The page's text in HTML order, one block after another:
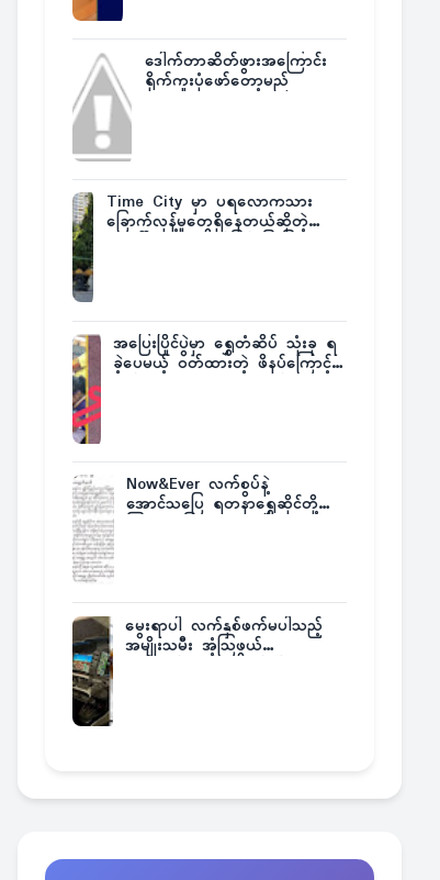
ဒေါက်တာဆိတ်ဖွားအကြောင်း
ရိုက်ကူးပုံဖော်တော့မည်
Time City မှာ ပရလောကသား
ခြောက်လှန့်မှုတွေရှိနေတယ်ဆိုတဲ့
အပြေးပြိုင်ပွဲမှာ ရွှေတံဆိပ် သုံးခု ရ
ခဲ့ပေမယ့် ဝတ်ထားတဲ့ ဖိနပ်ကြောင့်
Now&Ever လက်စွပ်နဲ့
အောင်သပြေ ရတနာရွှေဆိုင်တို့
မွေးရာပါ လက်နှစ်ဖက်မပါသည့်
အမျိုးသမီး အံ့သြဖွယ်